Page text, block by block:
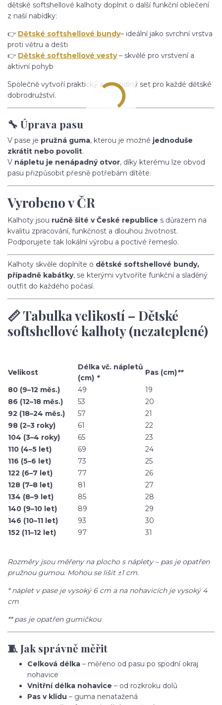
dětské softshellové kalhoty doplnit o další funkční oblečení
z naší nabídky:
👉 Dětské softshellové bundy– ideální jako svrchní vrstva
proti větru a dešti
👉 Dětské softshellové vesty– skvělé pro vrstvení a
aktivní pohyb
Společně vytvoří praktický a pohodlný set pro každé dětské
dobrodružství.
🔧 Úprava pasu
V pase je pružná guma, kterou je možné jednoduše
zkrátit nebo povolit.
V nápletu je nenápadný otvor, díky kterému lze obvod
pasu přizpůsobit přesně potřebám dítěte.
Vyrobeno v ČR
Kalhoty jsou ručně šité v České republice s důrazem na
kvalitu zpracování, funkčnost a dlouhou životnost.
Podporujete tak lokální výrobu a poctivé řemeslo.
Kalhoty skvěle doplníte o dětské softshellové bundy,
případně kabátky, se kterými vytvoříte funkční a sladěný
outfit do každého počasí.
📏 Tabulka velikostí – Dětské
softshellové kalhoty (nezateplené)
Velikost
Délka vč. nápletů
(cm) *
Pas (cm)**
80 (9–12 měs.)
49
19
86 (12–18 měs.)
53
20
92 (18–24 měs.)
57
21
98 (2–3 roky)
61
22
104 (3–4 roky)
65
23
110 (4–5 let)
69
24
116 (5–6 let)
73
25
122 (6–7 let)
77
26
128 (7–8 let)
81
27
134 (8–9 let)
85
28
140 (9–10 let)
89
29
146 (10–11 let)
93
30
152 (11–12 let)
97 31
Rozměry jsou měřeny na plocho s náplety – pas je opatřen
pružnou gumou. Mohou se lišit ±1 cm.
* náplet v pase je vysoký 6 cm a na nohavicích je vysoký 4
cm
** pas je opatřen gumičkou
🧵 Jak správně měřit
Celková délka – měřeno od pasu po spodní okraj
nohavice
Vnitřní délka nohavice – od rozkroku dolů
Pas v klidu – guma nenatažená